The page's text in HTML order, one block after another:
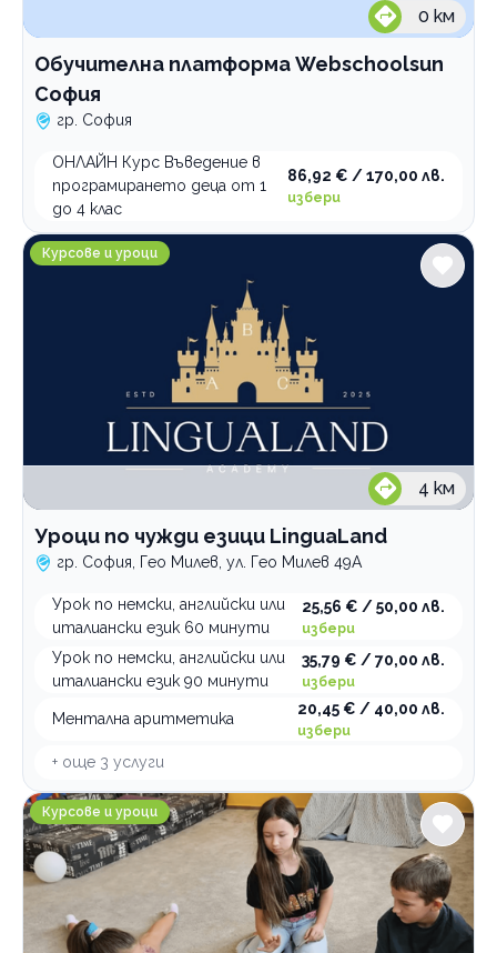
0 км
Обучителна платформа Webschoolsun
София
гр. София
ОНЛАЙН Курс Въведение в
програмирането деца от 1
до 4 клас
86,92 € / 170,00 лв.
избери
Уроци по чужди езици LinguaLand
Курсове и уроци
4 км
Уроци по чужди езици LinguaLand
гр. София, Гео Милев, ул. Гео Милев 49А
Урок по немски, английски или
италиански език 60 минути
25,56 € / 50,00 лв.
избери
Урок по немски, английски или
италиански език 90 минути
35,79 € / 70,00 лв.
избери
Ментална аритметика
20,45 € / 40,00 лв.
избери
+ още 3 услуги
Детска академия Viki Kids
Курсове и уроци